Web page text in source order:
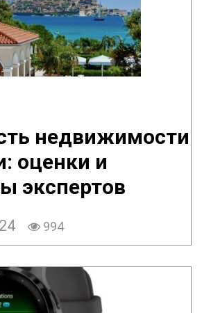
недвижимости
оценки и
экспертов
994